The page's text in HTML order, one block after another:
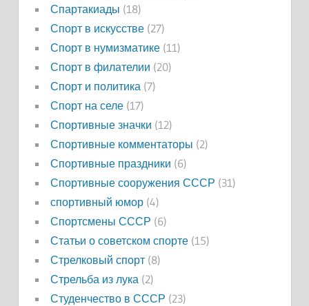
Спартакиады (18)
Спорт в искусстве(27)
Спорт в нумизматике(11)
Спорт в филателии (20)
Спорт и политика (7)
Спорт на селе(17)
Спортивные значки (12)
Спортивные комментаторы (2)
Спортивные праздники (6)
Спортивные сооружения СССР (31)
спортивный юмор(4)
Спортсмены СССР (6)
Статьи о советском спорте(15)
Стрелковый спорт(8)
Стрельба из лука (2)
Студенчество в СССР (23)